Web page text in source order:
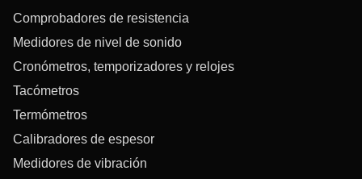
Comprobadores de resistencia
Medidores de nivel de sonido
Cronómetros, temporizadores y relojes
Tacómetros
Termómetros
Calibradores de espesor
Medidores de vibración